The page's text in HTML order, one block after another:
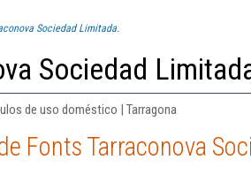
Sociedad Limitada.
Sociedad
de uso doméstico | Tarragona
Fonts Tarraconova